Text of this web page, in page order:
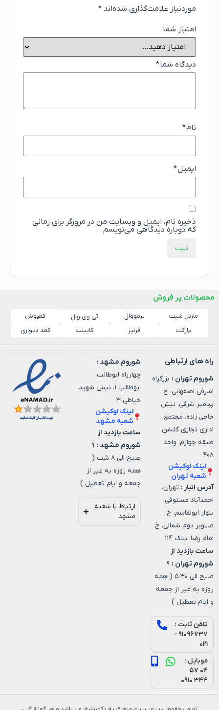
موردنیاز علامت‌گذاری شده‌اند *
امتیاز شما
دیدگاه شما*
نام*
ایمیل*
ذخیره نام، ایمیل و وبسایت من در مرورگر برای زمانی
که دوباره دیدگاهی می‌نویسم.
محصولات پر فروش
ماربل شیت ترمووال تی وی وال
کفپوش
پارکت
قرنیز کابینت کمد دیواری
راه های ارتباطی
شوروم تهران : بزرگراه
اشرفی اصفهانی، خ
پیامبر شرقی، نبش
حاجی زاده، مجتمع
اداری تجاری گلشن،
طبقه چهارم، واحد
۴۰۸
لینک لوکیشن
شعبه تهران
آدرس انبار : تهران،
احمدآباد مستوفی،
بلوار ابولقاسم، خ
صنوبر دوم شمالی، خ
امام رضا، پلاک ۱۱۴
ساعت بازدید از
شوروم تهران : ۹
صبح الی ۵.۳۰ ( همه
روزه به غیر از جمعه
و ایام تعطیل )
تلفن ثابت :
۹۱۰۹۶۷۳۷ -
۰۲۱
موبایل :
۰۴ ۵۷
۳۴۴ ۰۹۱۰
شوروم مشهد :
چهارراه ابوطالب،
ابوطالب ۱، نبش شهید
خیاطی ۳
لینک لوکیشن
شعبه مشهد
ساعت بازدید از
شوروم مشهد : ۹
صبح الی ۸ شب (
همه روزه به غیر از
جمعه و ایام تعطیل )
ارتباط با شعبه
مشهد